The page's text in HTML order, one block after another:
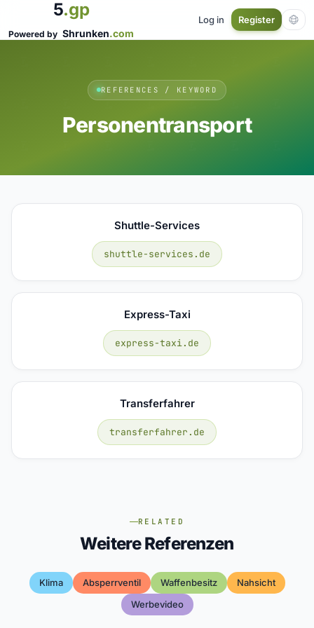
5.gp
Powered by Shrunken.com
Log in Register
REFERENCES / KEYWORD
Personentransport
Shuttle-Services
shuttle-services.de
Express-Taxi
express-taxi.de
Transferfahrer
transferfahrer.de
RELATED
Weitere Referenzen
Klima Absperrventil Waffenbesitz
Nahsicht
Werbevideo